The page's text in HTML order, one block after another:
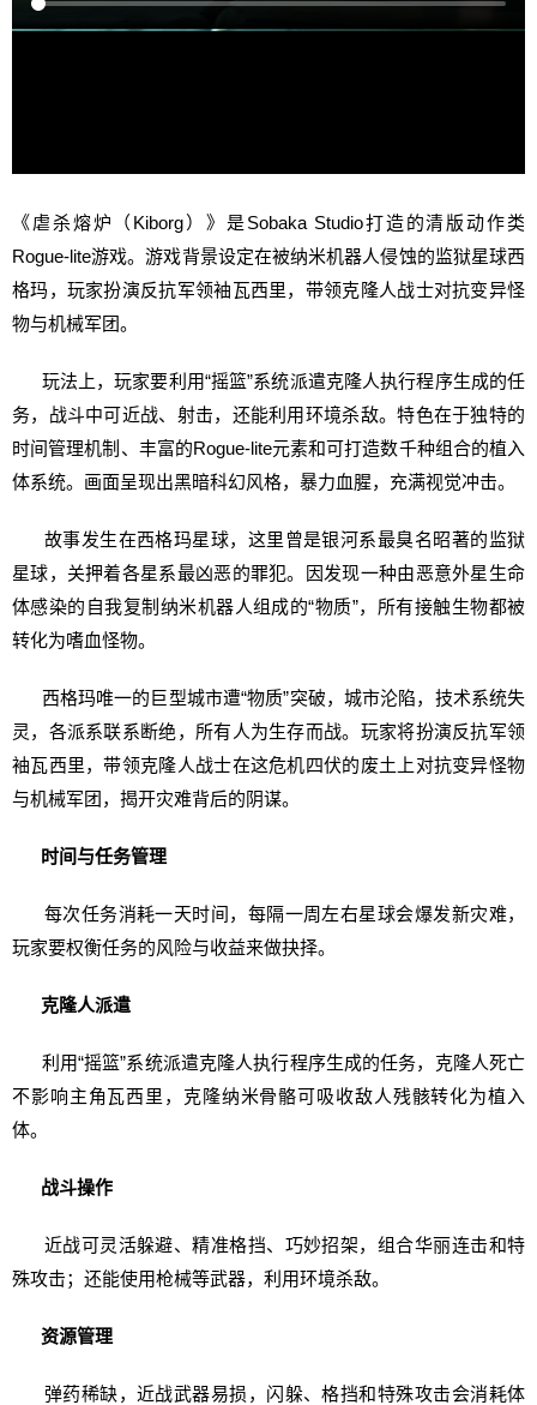
《虐杀熔炉（Kiborg）》是Sobaka Studio打造的清版动作类
Rogue-lite游戏。游戏背景设定在被纳米机器人侵蚀的监狱星球西
格玛，玩家扮演反抗军领袖瓦西里，带领克隆人战士对抗变异怪
物与机械军团。
玩法上，玩家要利用“摇篮”系统派遣克隆人执行程序生成的任
务，战斗中可近战、射击，还能利用环境杀敌。特色在于独特的
时间管理机制、丰富的Rogue-lite元素和可打造数千种组合的植入
体系统。画面呈现出黑暗科幻风格，暴力血腥，充满视觉冲击。
故事发生在西格玛星球，这里曾是银河系最臭名昭著的监狱
星球，关押着各星系最凶恶的罪犯。因发现一种由恶意外星生命
体感染的自我复制纳米机器人组成的“物质”，所有接触生物都被
转化为嗜血怪物。
西格玛唯一的巨型城市遭“物质”突破，城市沦陷，技术系统失
灵，各派系联系断绝，所有人为生存而战。玩家将扮演反抗军领
袖瓦西里，带领克隆人战士在这危机四伏的废土上对抗变异怪物
与机械军团，揭开灾难背后的阴谋。
时间与任务管理
每次任务消耗一天时间，每隔一周左右星球会爆发新灾难，
玩家要权衡任务的风险与收益来做抉择。
克隆人派遣
利用“摇篮”系统派遣克隆人执行程序生成的任务，克隆人死亡
不影响主角瓦西里，克隆纳米骨骼可吸收敌人残骸转化为植入
体。
战斗操作
近战可灵活躲避、精准格挡、巧妙招架，组合华丽连击和特
殊攻击；还能使用枪械等武器，利用环境杀敌。
资源管理
弹药稀缺，近战武器易损，闪躲、格挡和特殊攻击会消耗体